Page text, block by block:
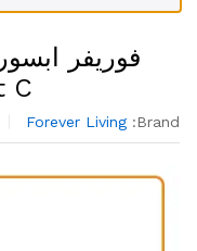
C
Brand:
Forever Living